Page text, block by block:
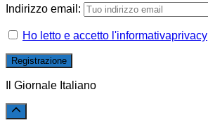
Indirizzo email:
Ho letto e accetto l'informativaprivacy
Il Giornale Italiano